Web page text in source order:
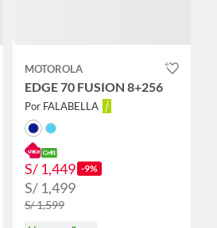
MOTOROLA
EDGE 70 FUSION 8+256
Por FALABELLA
S/ 1,449 -9%
S/ 1,499
S/ 1,599